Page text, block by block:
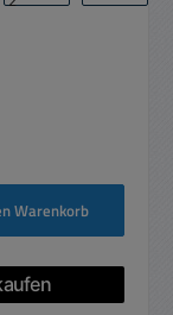
die Schaltflächen um
Warenkorb